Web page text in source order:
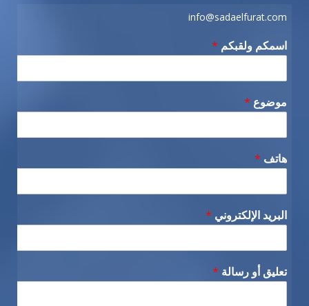
info@sadaelfurat.com
اسمكم ولقبكم *
موضوع *
هاتف *
البريد الإلكتروني *
تعليق أو رسالة *